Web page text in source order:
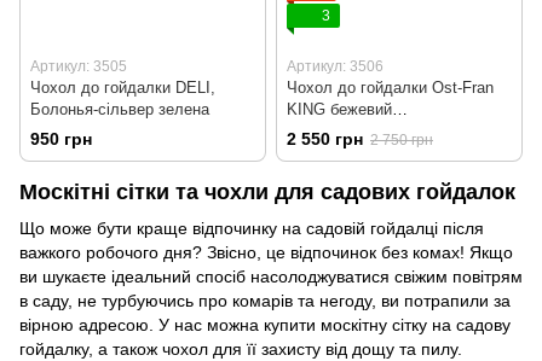
Артикул: 3505
Чохол до гойдалки DELI,
Болонья-сільвер зелена
950 грн
3
Артикул: 3506
Чохол до гойдалки Ost-Fran
KING бежевий
205х125х163/140
2 550 грн 2 750 грн
Москітні сітки та чохли для садових гойдалок
Що може бути краще відпочинку на садовій гойдалці після
важкого робочого дня? Звісно, це відпочинок без комах! Якщо
ви шукаєте ідеальний спосіб насолоджуватися свіжим повітрям
в саду, не турбуючись про комарів та негоду, ви потрапили за
вірною адресою. У нас можна купити москітну сітку на садову
гойдалку, а також чохол для її захисту від дощу та пилу.